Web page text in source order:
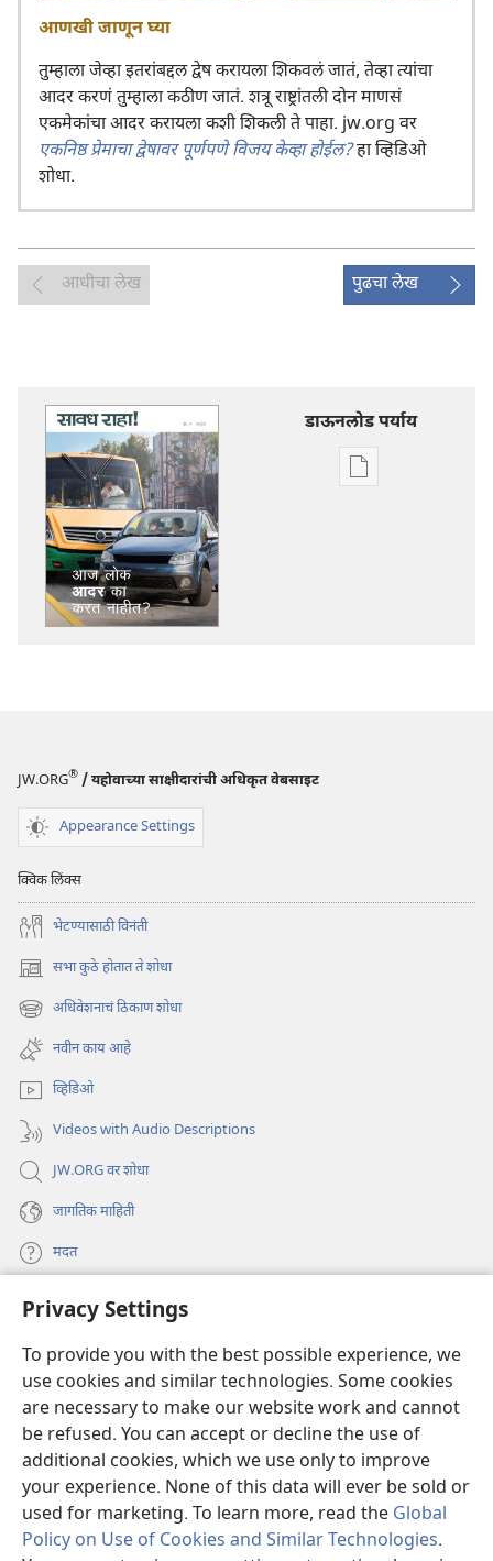
Privacy Settings
To provide you with the best possible experience, we
use cookies and similar technologies. Some cookies
are necessary to make our website work and cannot
be refused. You can accept or decline the use of
additional cookies, which we use only to improve
your experience. None of this data will ever be sold or
used for marketing. To learn more, read the Global
Policy on Use of Cookies and Similar Technologies.
आणखी जाणून घ्या
तुम्हाला जेव्हा इतरांबद्दल द्वेष करायला शिकवलं जातं, तेव्हा त्यांचा
आदर करणं तुम्हाला कठीण जातं. शत्रू राष्ट्रांतली दोन माणसं
एकमेकांचा आदर करायला कशी शिकली ते पाहा. jw.org वर
एकनिष्ठ प्रेमाचा द्वेषावर पूर्णपणे विजय केव्हा होईल?हा व्हिडिओ
शोधा.
आधीचा लेख पुढचा लेख
डाऊनलोड पर्याय
डिजिटल
JW.ORG® / यहोवाच्या साक्षीदारांची अधिकृत वेबसाइट
Appearance Settings
क्विक लिंक्स
भेटण्यासाठी विनंती
सभा कुठे होतात ते शोधा
(opens
new
window)
अधिवेशनाचं ठिकाण शोधा
(opens
new
window)
नवीन काय आहे
व्हिडिओ
Videos with Audio Descriptions
JW.ORG वर शोधा
जागतिक माहिती
मदत
दान
(opens
window)
Watchtower ONLINE LIBRARY™
(opens
new
window)
®
(opens
new
JW लायब्ररीॲप